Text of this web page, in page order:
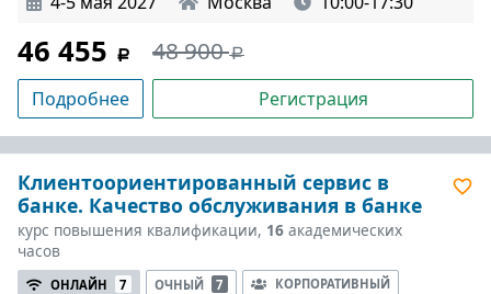
46 455 48 900
Подробнее Регистрация
Клиентоориентированный сервис в
банке. Качество обслуживания в банке
курс повышения квалификации, 16 академических
часов
ОНЛАЙН 7 ОЧНЫЙ 7 КОРПОРАТИВНЫЙ